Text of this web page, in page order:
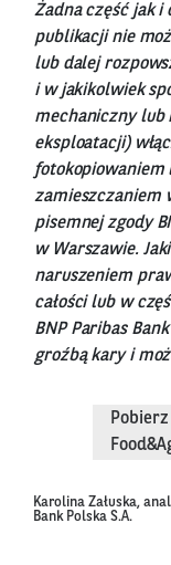
Żadna część jak i
publikacji nie
lub dalej
i w jakikolwiek
mechaniczny lub
eksploatacji)
fotokopiowaniem
zamieszczaniem
pisemnej zgody
w Warszawie.
naruszeniem
całości lub w
BNP Paribas
groźbą kary i
Karolina Załuska,
Bank Polska S.A.